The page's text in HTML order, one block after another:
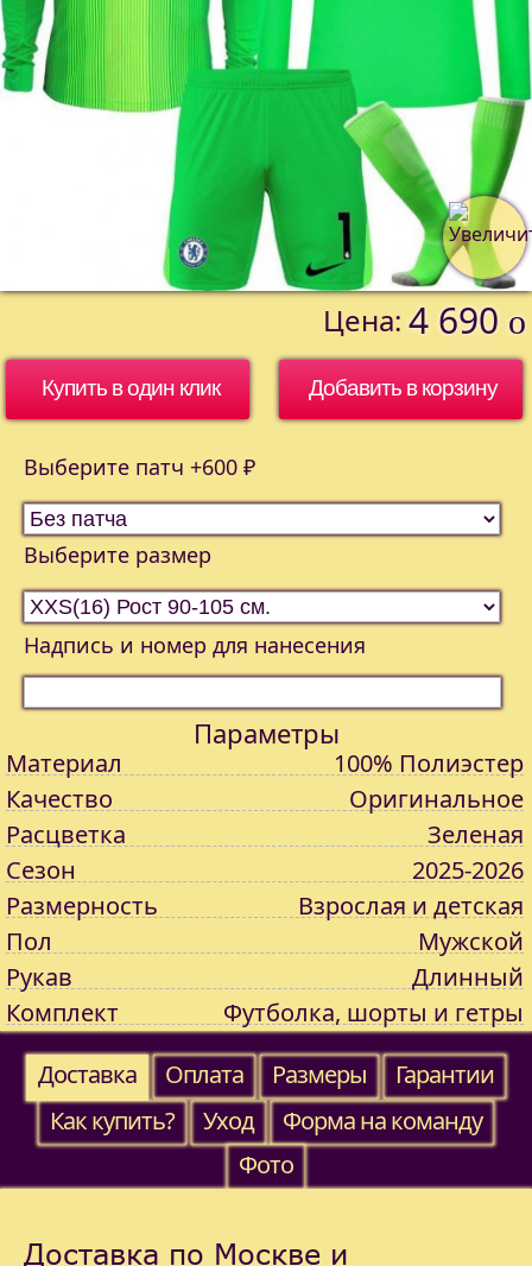
Цена: 4 690 o
Купить в один клик
Выберите патч +600 ₽
Выберите размер
Надпись и номер для нанесения
Параметры
Материал
100% Полиэстер
Качество
Оригинальное
Расцветка
Зеленая
Сезон
2025-2026
Размерность
Взрослая и детская
Пол
Мужской
Рукав
Длинный
Комплект
Футболка, шорты и гетры
Доставка
Оплата Размеры
Гарантии
Как купить?
Уход
Форма на команду
Фото
Доставка по Москве и